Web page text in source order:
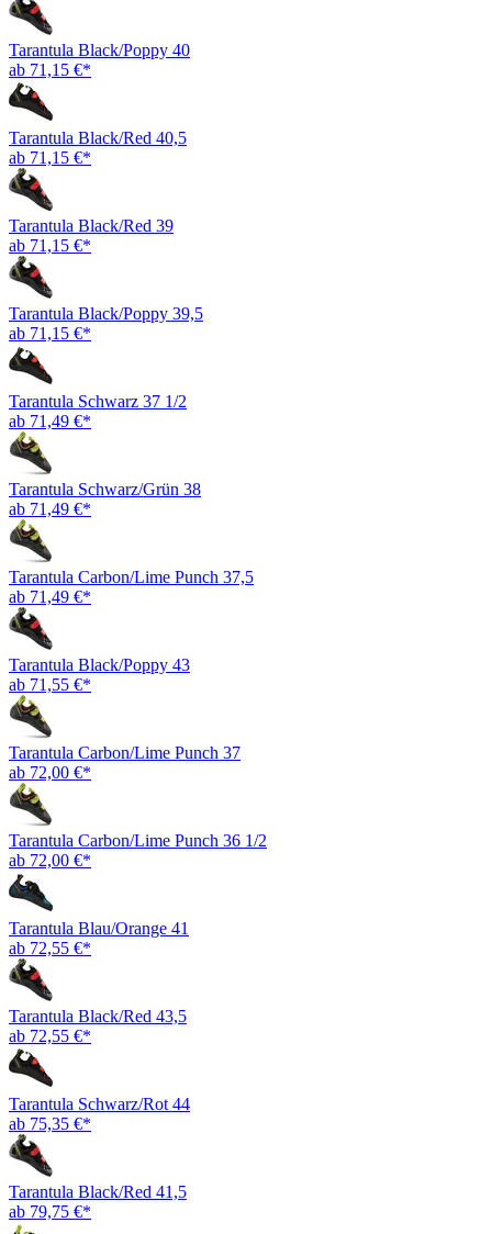
Tarantula Black/Poppy 40
ab 71,15 €*
Tarantula Black/Red 40,5
ab 71,15 €*
Tarantula Black/Red 39
ab 71,15 €*
Tarantula Black/Poppy 39,5
ab 71,15 €*
Tarantula Schwarz 37 1/2
ab 71,49 €*
Tarantula Schwarz/Grün 38
ab 71,49 €*
Tarantula Carbon/Lime Punch 37,5
ab 71,49 €*
Tarantula Black/Poppy 43
ab 71,55 €*
Tarantula Carbon/Lime Punch 37
ab 72,00 €*
Tarantula Carbon/Lime Punch 36 1/2
ab 72,00 €*
Tarantula Blau/Orange 41
ab 72,55 €*
Tarantula Black/Red 43,5
ab 72,55 €*
Tarantula Schwarz/Rot 44
ab 75,35 €*
Tarantula Black/Red 41,5
ab 79,75 €*